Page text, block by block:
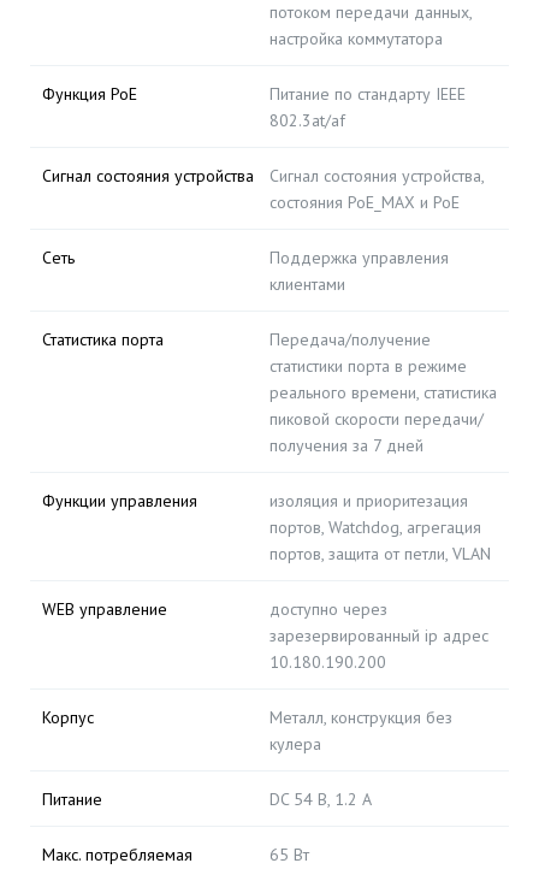
потоком передачи данных,
настройка коммутатора
Функция PoE
Питание по стандарту IEEE
802.3at/af
Сигнал состояния устройства
Сигнал состояния устройства,
состояния PoE_MAX и PoE
Сеть
Поддержка управления
клиентами
Статистика порта
Передача/получение
статистики порта в режиме
реального времени, статистика
пиковой скорости передачи/
получения за 7 дней
Функции управления
изоляция и приоритезация
портов, Watchdog, агрегация
портов, защита от петли, VLAN
WEB управление
доступно через
зарезервированный ip адрес
10.180.190.200
Корпус
Металл, конструкция без
кулера
Питание DC 54 В, 1.2 А
Макс. потребляемая
65 Вт